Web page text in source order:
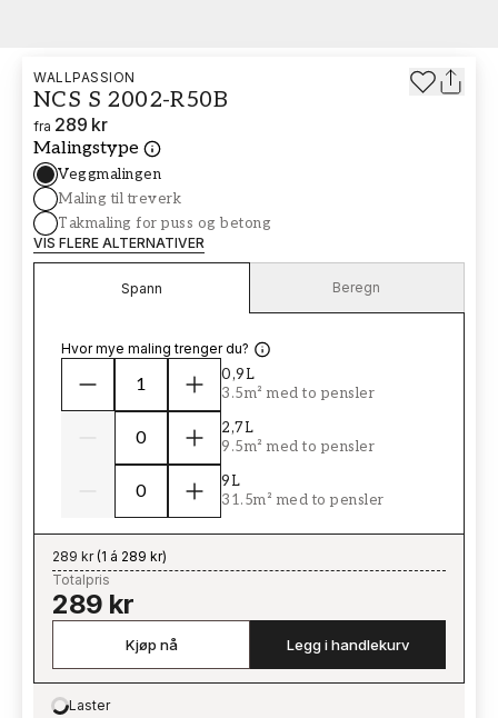
WALLPASSION
NCS S 2002-R50B
fra 289 kr
Malingstype
Veggmalingen
Maling til treverk
Takmaling for puss og betong
VIS FLERE ALTERNATIVER
Spann Beregn
Hvor mye maling trenger du?
0,9L
3.5m² med to pensler
2,7L
9.5m² med to pensler
9L
31.5m² med to pensler
289 kr(1 á 289 kr)
Totalpris
289 kr
Kjøp nå Legg i handlekurv
Laster